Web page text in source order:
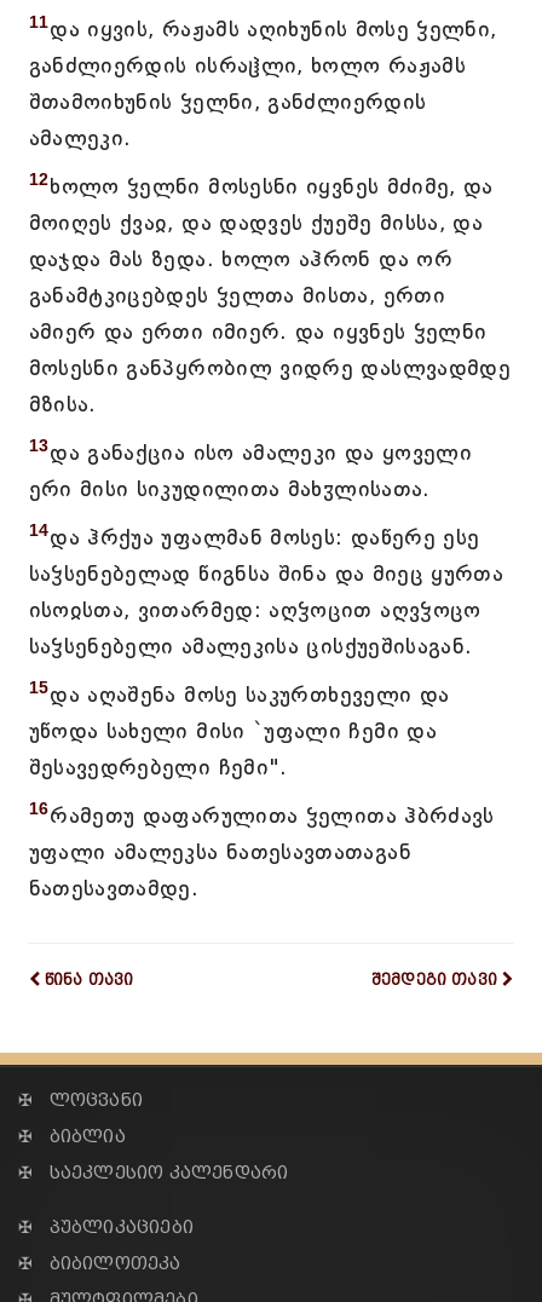
11და იყვის, რაჟამს აღიხუნის მოსე ჴელნი,
განძლიერდის ისრაჱლი, ხოლო რაჟამს
შთამოიხუნის ჴელნი, განძლიერდის
ამალეკი.
12ხოლო ჴელნი მოსესნი იყვნეს მძიმე, და
მოიღეს ქვაჲ, და დადვეს ქუეშე მისსა, და
დაჯდა მას ზედა. ხოლო აჰრონ და ორ
განამტკიცებდეს ჴელთა მისთა, ერთი
ამიერ და ერთი იმიერ. და იყვნეს ჴელნი
მოსესნი განპყრობილ ვიდრე დასლვადმდე
მზისა.
13და განაქცია ისო ამალეკი და ყოველი
ერი მისი სიკუდილითა მახჳლისათა.
14და ჰრქუა უფალმან მოსეს: დაწერე ესე
საჴსენებელად წიგნსა შინა და მიეც ყურთა
ისოჲსთა, ვითარმედ: აღჴოცით აღვჴოცო
საჴსენებელი ამალეკისა ცისქუეშისაგან.
15და აღაშენა მოსე საკურთხეველი და
უწოდა სახელი მისი `უფალი ჩემი და
შესავედრებელი ჩემი".
16რამეთუ დაფარულითა ჴელითა ჰბრძავს
უფალი ამალეკსა ნათესავთათაგან
ნათესავთამდე.
წინა თავი შემდეგი თავი
✠ ლოცვანი
✠ ბიბლია
✠ საეკლესიო კალენდარი
✠ პუბლიკაციები
✠ ბიბილოთეკა